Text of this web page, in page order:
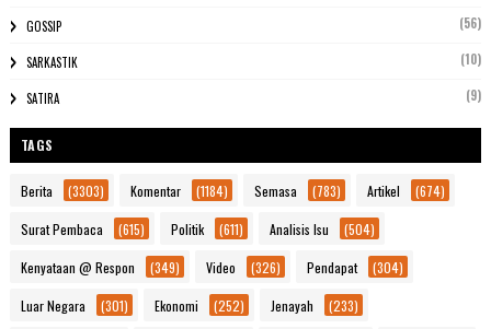
GOSSIP (56)
SARKASTIK (10)
SATIRA (9)
TAGS
Berita (3303) Komentar (1184) Semasa (783) Artikel (674)
Surat Pembaca (615) Politik (611) Analisis Isu (504)
Kenyataan @ Respon (349) Video (326) Pendapat (304)
Luar Negara (301) Ekonomi (252) Jenayah (233)